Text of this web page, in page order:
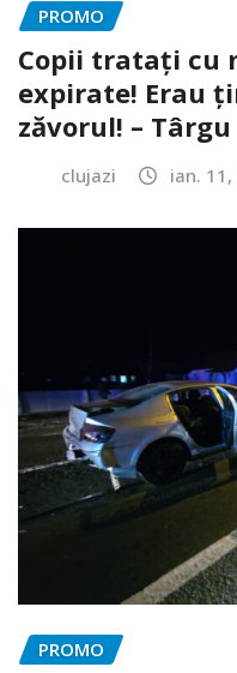
PROMO
Copii tratați cu
expirate! Erau
zăvorul! –
clujazi ian.
PROMO